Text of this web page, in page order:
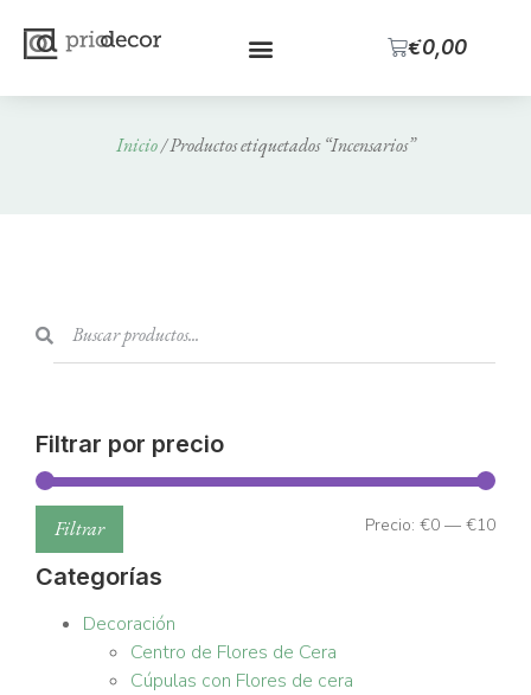
€0,00
Inicio/ Productos etiquetados “Incensarios”
Filtrar por precio
Filtrar Precio: €0 — €10
Categorías
Decoración
Centro de Flores de Cera
Cúpulas con Flores de cera